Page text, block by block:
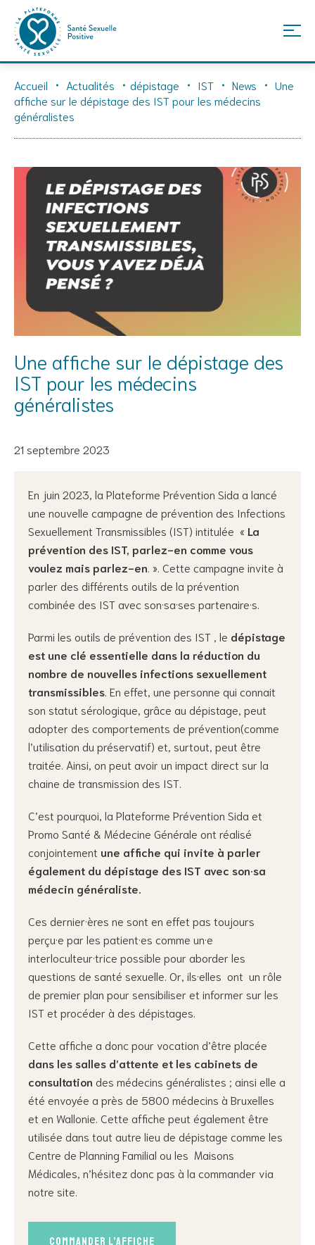
content
Accueil Actualités dépistage IST News
Une
affiche sur le dépistage des IST pour les médecins
généralistes
Une affiche sur le dépistage des
IST pour les médecins
généralistes
21 septembre 2023
En juin 2023, la Plateforme Prévention Sida a lancé
une nouvelle campagne de prévention des Infections
Sexuellement Transmissibles (IST) intitulée « La
prévention des IST, parlez-en comme vous
voulez mais parlez-en . ». Cette campagne invite à
parler des différents outils de la prévention
combinée des IST avec son·sa·ses partenaire·s.
Parmi les outils de prévention des IST , le dépistage
est une clé essentielle dans la réduction du
nombre de nouvelles infections sexuellement
transmissibles . En effet, une personne qui connait
son statut sérologique, grâce au dépistage, peut
adopter des comportements de prévention(comme
l’utilisation du préservatif) et, surtout, peut être
traitée. Ainsi, on peut avoir un impact direct sur la
chaine de transmission des IST.
C’est pourquoi, la Plateforme Prévention Sida et
Promo Santé & Médecine Générale ont réalisé
conjointement une affiche qui invite à parler
également du dépistage des IST avec son·sa
médecin généraliste.
Ces dernier·ères ne sont en effet pas toujours
perçu·e par les patient·es comme un·e
interloculteur·trice possible pour aborder les
questions de santé sexuelle. Or, ils·elles ont un rôle
de premier plan pour sensibiliser et informer sur les
IST et procéder à des dépistages.
Cette affiche a donc pour vocation d’être placée
dans les salles d’attente et les cabinets de
consultation des médecins généralistes ; ainsi elle a
été envoyée a près de 5800 médecins à Bruxelles
et en Wallonie. Cette affiche peut également être
utilisée dans tout autre lieu de dépistage comme les
Centre de Planning Familial ou les Maisons
Médicales, n’hésitez donc pas à la commander via
notre site.
Commander l’affiche